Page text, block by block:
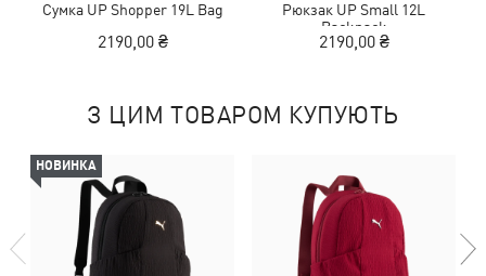
Сумка UP Shopper 19L Bag
2190,00 ₴
Рюкзак UP Small 12L
Backpack
2190,00 ₴
З ЦИМ ТОВАРОМ КУПУЮТЬ
НОВИНКА